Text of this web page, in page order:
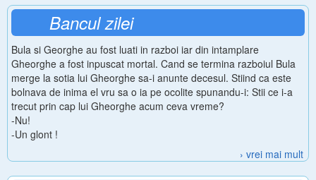
Bancul zilei
Bula si Georghe au fost luati in razboi iar din intamplare
Gheorghe a fost inpuscat mortal. Cand se termina razboiul Bula
merge la sotia lui Gheorghe sa-i anunte decesul. Stiind ca este
bolnava de inima el vru sa o ia pe ocolite spunandu-i: Stii ce i-a
trecut prin cap lui Gheorghe acum ceva vreme?
-Nu!
-Un glont !
› vrei mai mult